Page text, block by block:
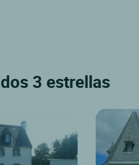
3 estrellas